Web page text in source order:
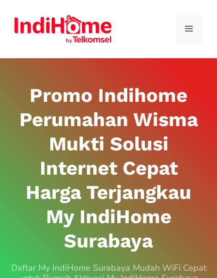
Promo Indihome
Perumahan Wisma
Mukti Solusi
Internet Cepat
Harga Terjangkau
My IndiHome
Surabaya
Daftar My IndiHome Surabaya Mudah WiFi Cepat